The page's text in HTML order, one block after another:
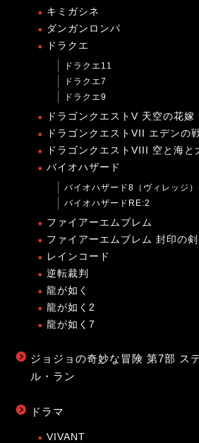
キミガシネ
ダンガンロンパ
ドラクエ
ドラクエ11
ドラクエ7
ドラクエ9
ドラゴンクエストV 天空の花嫁
ドラゴンクエストVII エデンの
ドラゴンクエストVIII 空と海
バイオハザード
バイオハザード8（ヴィレッジ）
バイオハザードRE:2
ファイアーエムブレム
ファイアーエムブレム 封印の剣
レインコード
逆転裁判
龍が如く
龍が如く2
龍が如く7
ジョジョの奇妙な冒険 第7部 ス
ル・ラン
ドラマ
VIVANT